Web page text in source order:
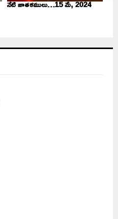
నేటి జాతకములు…15 మే, 2024